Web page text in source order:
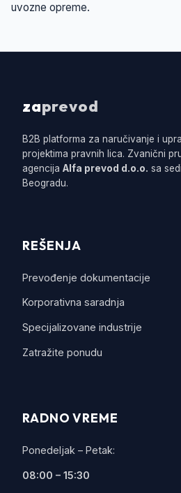
uvozne opreme.
zaprevod
B2B platforma za naručivanje i
projektima pravnih lica. Zvanični
agencija Alfa prevod d.o.o. sa
Beogradu.
REŠENJA
Prevođenje dokumentacije
Korporativna saradnja
Specijalizovane industrije
Zatražite ponudu
RADNO VREME
Ponedeljak – Petak:
08:00 – 15:30